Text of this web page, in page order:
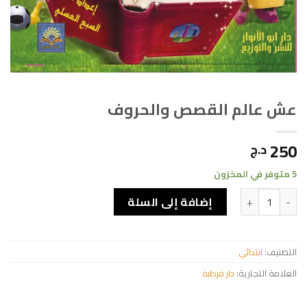
عش عالم القصص والحروف
250د.ج
5 متوفر في المخزون
كمية عش عالم القصص والحروف
إضافة إلى السلة
التصنيف: ابتدائي
العلامة التجارية: دار قرطبة